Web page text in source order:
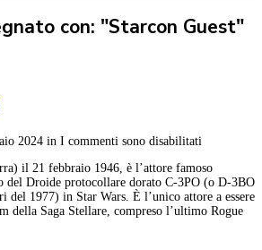
con: "Starcon Guest"
2024 in I commenti sono disabilitati
il 21 febbraio 1946, è l’attore famoso
del Droide protocollare dorato C-3PO (o D-3BO
del 1977) in Star Wars. È l’unico attore a essere
della Saga Stellare, compreso l’ultimo Rogue